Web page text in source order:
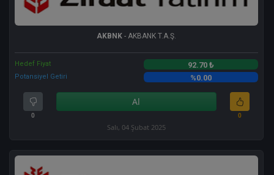
AKBNK - AKBANK T.A.Ş.
Hedef Fiyat 92.70 ₺
Potansiyel Getiri %0.00
0
Al
0
Salı, 04 Şubat 2025